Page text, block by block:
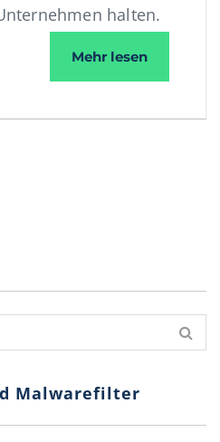
halten.
Mehr lesenVortrag
Malwarefilter